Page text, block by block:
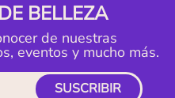
BELLEZA
de nuestras
eventos y mucho más.
SUSCRIBIR